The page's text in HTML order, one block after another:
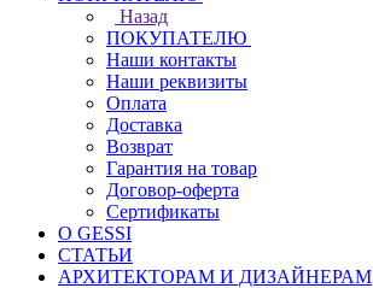
Назад
ПОКУПАТЕЛЮ
Наши контакты
Наши реквизиты
Оплата
Доставка
Возврат
Гарантия на товар
Договор-оферта
Сертификаты
О GESSI
СТАТЬИ
АРХИТЕКТОРАМ И ДИЗАЙНЕРАМ